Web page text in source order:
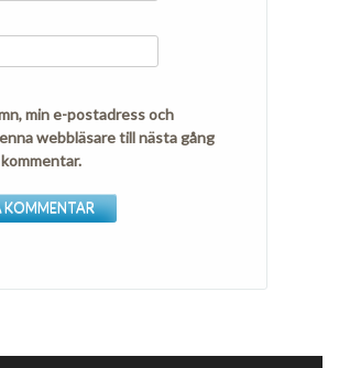
min e-postadress och
webbläsare till nästa gång